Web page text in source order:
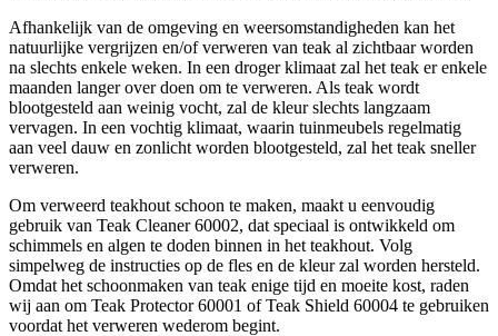
Afhankelijk van de omgeving en weersomstandigheden kan het
natuurlijke vergrijzen en/of verweren van teak al zichtbaar worden
na slechts enkele weken. In een droger klimaat zal het teak er enkele
maanden langer over doen om te verweren. Als teak wordt
blootgesteld aan weinig vocht, zal de kleur slechts langzaam
vervagen. In een vochtig klimaat, waarin tuinmeubels regelmatig
aan veel dauw en zonlicht worden blootgesteld, zal het teak sneller
verweren.
Om verweerd teakhout schoon te maken, maakt u eenvoudig
gebruik van Teak Cleaner 60002, dat speciaal is ontwikkeld om
schimmels en algen te doden binnen in het teakhout. Volg
simpelweg de instructies op de fles en de kleur zal worden hersteld.
Omdat het schoonmaken van teak enige tijd en moeite kost, raden
wij aan om Teak Protector 60001 of Teak Shield 60004 te gebruiken
voordat het verweren wederom begint.